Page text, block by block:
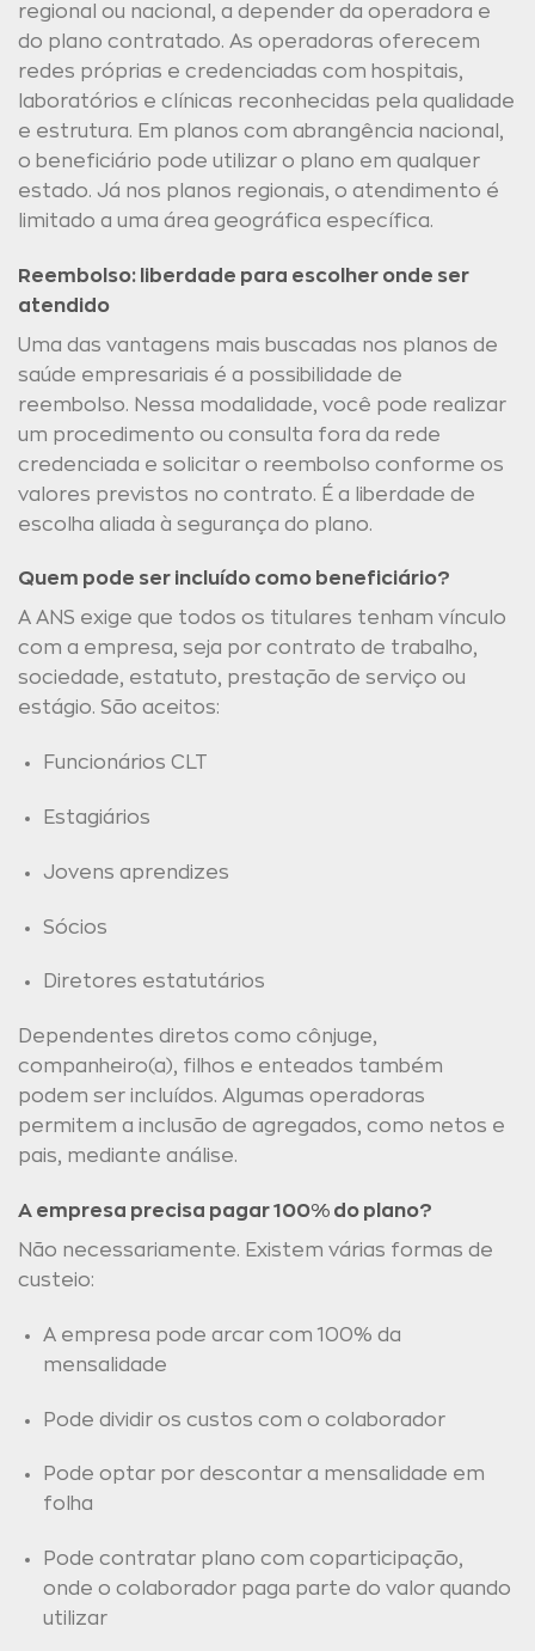
regional ou nacional, a depender da operadora e
do plano contratado. As operadoras oferecem
redes próprias e credenciadas com hospitais,
laboratórios e clínicas reconhecidas pela qualidade
e estrutura. Em planos com abrangência nacional,
o beneficiário pode utilizar o plano em qualquer
estado. Já nos planos regionais, o atendimento é
limitado a uma área geográfica específica.
Reembolso: liberdade para escolher onde ser
atendido
Uma das vantagens mais buscadas nos planos de
saúde empresariais é a possibilidade de
reembolso. Nessa modalidade, você pode realizar
um procedimento ou consulta fora da rede
credenciada e solicitar o reembolso conforme os
valores previstos no contrato. É a liberdade de
escolha aliada à segurança do plano.
Quem pode ser incluído como beneficiário?
A ANS exige que todos os titulares tenham vínculo
com a empresa, seja por contrato de trabalho,
sociedade, estatuto, prestação de serviço ou
estágio. São aceitos:
Funcionários CLT
Estagiários
Jovens aprendizes
Sócios
Diretores estatutários
Dependentes diretos como cônjuge,
companheiro(a), filhos e enteados também
podem ser incluídos. Algumas operadoras
permitem a inclusão de agregados, como netos e
pais, mediante análise.
A empresa precisa pagar 100% do plano?
Não necessariamente. Existem várias formas de
custeio:
A empresa pode arcar com 100% da
mensalidade
Pode dividir os custos com o colaborador
Pode optar por descontar a mensalidade em
folha
Pode contratar plano com coparticipação,
onde o colaborador paga parte do valor quando
utilizar